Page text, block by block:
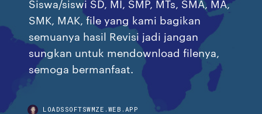
Siswa/siswi SD, MI, SMP, MTs, SMA, MA,
SMK, MAK, file yang kami bagikan
semuanya hasil Revisi jadi jangan
sungkan untuk mendownload filenya,
semoga bermanfaat.
LOADSSOFTSWMZE.WEB.APP